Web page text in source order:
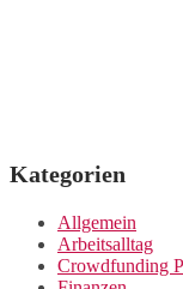
Kategorien
Allgemein
Arbeitsalltag
Crowdfunding